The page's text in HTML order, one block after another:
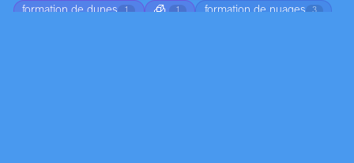
formation de dunes 1 🧊 1 formation de nuages 3